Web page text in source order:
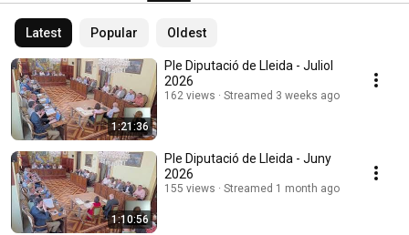
Latest Popular Oldest
1:21:36
Ple Diputació de Lleida - Juliol
2026
162 views Streamed 3 weeks ago
1:10:56
Ple Diputació de Lleida - Juny
2026
155 views Streamed 1 month ago